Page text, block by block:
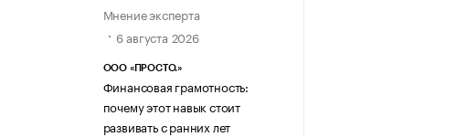
Мнение эксперта
6 августа 2026
ООО «ПРОСТО.»
Финансовая грамотность:
почему этот навык стоит
развивать с ранних лет